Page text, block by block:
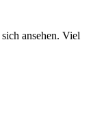
ansehen. Viel